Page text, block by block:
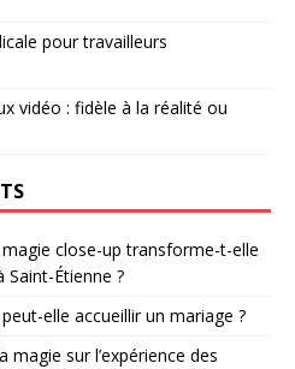
pour travailleurs
vidéo : fidèle à la réalité ou
close-up transforme-t-elle
Saint-Étienne ?
elle accueillir un mariage ?
magie sur l’expérience des